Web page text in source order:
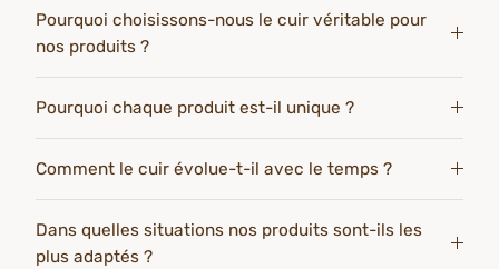
Pourquoi choisissons-nous le cuir véritable pour
nos produits ?
Pourquoi chaque produit est-il unique ?
Comment le cuir évolue-t-il avec le temps ?
Dans quelles situations nos produits sont-ils les
plus adaptés ?